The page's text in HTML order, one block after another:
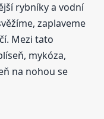
rybníky a vodní
zaplaveme
Mezi tato
mykóza,
na nohou se